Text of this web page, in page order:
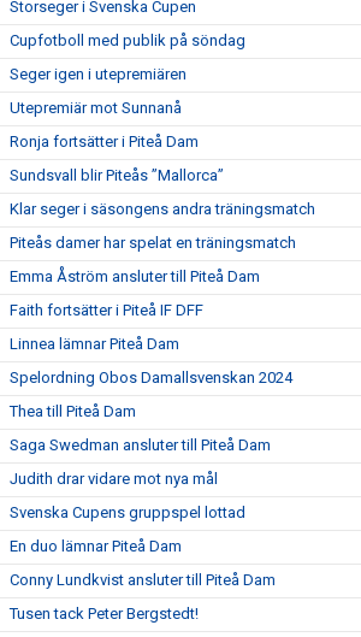
Storseger i Svenska Cupen
Cupfotboll med publik på söndag
Seger igen i utepremiären
Utepremiär mot Sunnanå
Ronja fortsätter i Piteå Dam
Sundsvall blir Piteås ”Mallorca”
Klar seger i säsongens andra träningsmatch
Piteås damer har spelat en träningsmatch
Emma Åström ansluter till Piteå Dam
Faith fortsätter i Piteå IF DFF
Linnea lämnar Piteå Dam
Spelordning Obos Damallsvenskan 2024
Thea till Piteå Dam
Saga Swedman ansluter till Piteå Dam
Judith drar vidare mot nya mål
Svenska Cupens gruppspel lottad
En duo lämnar Piteå Dam
Conny Lundkvist ansluter till Piteå Dam
Tusen tack Peter Bergstedt!